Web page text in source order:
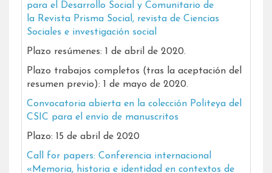
para el Desarrollo Social y Comunitario de
la Revista Prisma Social, revista de Ciencias
Sociales e investigación social
Plazo resúmenes: 1 de abril de 2020.
Plazo trabajos completos (tras la aceptación del
resumen previo): 1 de mayo de 2020.
Convocatoria abierta en la colección Politeya del
CSIC para el envío de manuscritos
Plazo: 15 de abril de 2020
Call for papers: Conferencia internacional
«Memoria, historia e identidad en contextos de